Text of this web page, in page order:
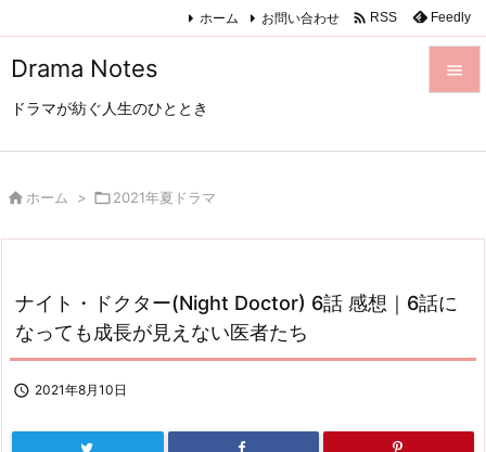
Drama Notes
ドラマが紡ぐ人生のひととき

次へ
検索
ホーム お問い合わせ  RSS Feedly
 ホーム > 2021年夏ドラマ
ナイト・ドクター(Night Doctor) 6話 感想｜6話に
なっても成長が見えない医者たち
 2021年8月10日